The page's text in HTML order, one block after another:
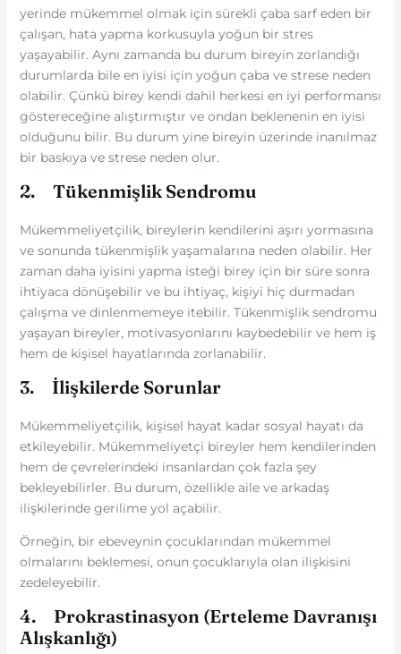
yerinde mükemmel olmak için sürekli çaba sarf eden bir
çalışan, hata yapma korkusuyla yoğun bir stres
yaşayabilir. Aynı zamanda bu durum bireyin zorlandığı
durumlarda bile en iyisi için yoğun çaba ve strese neden
olabilir. Çünkü birey kendi dahil herkesi en iyi performansı
göstereceğine alıştırmıştır ve ondan beklenenin en iyisi
olduğunu bilir. Bu durum yine bireyin üzerinde inanılmaz
bir baskıya ve strese neden olur.
2. Tükenmişlik Sendromu
Mükemmeliyetçilik, bireylerin kendilerini aşırı yormasına
ve sonunda tükenmişlik yaşamalarına neden olabilir. Her
zaman daha iyisini yapma isteği birey için bir süre sonra
ihtiyaca dönüşebilir ve bu ihtiyaç, kişiyi hiç durmadan
çalışma ve dinlenmemeye itebilir. Tükenmişlik sendromu
yaşayan bireyler, motivasyonlarını kaybedebilir ve hem iş
hem de kişisel hayatlarında zorlanabilir.
3. İlişkilerde Sorunlar
Mükemmeliyetçilik, kişisel hayat kadar sosyal hayatı da
etkileyebilir. Mükemmeliyetçi bireyler hem kendilerinden
hem de çevrelerindeki insanlardan çok fazla şey
bekleyebilirler. Bu durum, özellikle aile ve arkadaş
ilişkilerinde gerilime yol açabilir.
Örneğin, bir ebeveynin çocuklarından mükemmel
olmalarını beklemesi, onun çocuklarıyla olan ilişkisini
zedeleyebilir.
4. Prokrastinasyon (Erteleme Davranışı
Alışkanlığı)